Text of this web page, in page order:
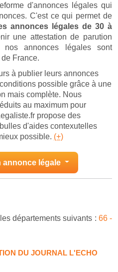
d'annonces légales qui
C'est ce qui permet de
annonces légales de 30 à
une attestation de parution
nos annonces légales sont
France.
à publier leurs annonces
possible grâce à une
mais complète. Nous
au maximum pour
propose des
d'aides contexutelles
possible. (+)
annonce légale
départements suivants : 66 -
DU JOURNAL L'ECHO